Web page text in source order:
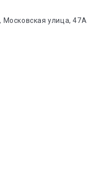
Московская улица, 47А